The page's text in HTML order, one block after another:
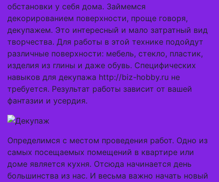
обстановки у себя дома. Займемся
декорированием поверхности, проще говоря,
декупажем. Это интересный и мало затратный вид
творчества. Для работы в этой технике подойдут
различные поверхности: мебель, стекло, пластик,
изделия из глины и даже обувь. Специфических
навыков для декупажа http://biz-hobby.ru не
требуется. Результат работы зависит от вашей
фантазии и усердия.
Определимся с местом проведения работ. Одно из
самых посещаемых помещений в квартире или
доме является кухня. Отсюда начинается день
большинства из нас. И весьма важно начать новый